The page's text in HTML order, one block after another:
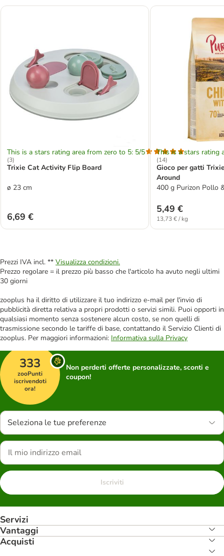
This is a stars rating area from zero to 5: 5/5
(3)
Trixie Cat Activity Flip Board
ø 23 cm
6,69 €
This is a stars rating
(14)
Gioco per gatti
Around
400 g Purizon Pollo
5,49 €
13,73 € / kg
Prezzi IVA incl. ** Visualizza condizioni.
Prezzo regolare = il prezzo più basso che l'articolo ha avuto negli ultimi
30 giorni
zooplus ha il diritto di utilizzare il tuo indirizzo e-mail per l'invio di
pubblicità diretta relativa a propri prodotti o servizi simili. Puoi opporti in
qualsiasi momento senza sostenere alcun costo, se non quelli di
trasmissione secondo le tariffe di base, contattando il Servizio Clienti di
zooplus. Per maggiori informazioni: Informativa sulla Privacy
333
zooPunti
iscrivendoti
ora!
Non perderti offerte personalizzate, sconti e
coupon!
Seleziona le tue preferenze
Iscriviti
Servizi
Vantaggi
Acquisti